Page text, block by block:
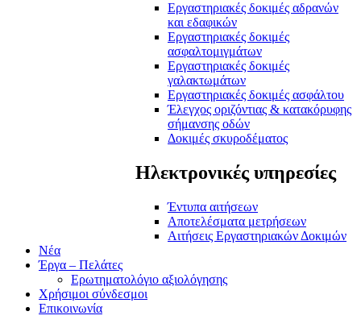
Εργαστηριακές δοκιμές αδρανών
και εδαφικών
Εργαστηριακές δοκιμές
ασφαλτομιγμάτων
Εργαστηριακές δοκιμές
γαλακτωμάτων
Εργαστηριακές δοκιμές ασφάλτου
Έλεγχος οριζόντιας & κατακόρυφης
σήμανσης οδών
Δοκιμές σκυροδέματος
Ηλεκτρονικές υπηρεσίες
Έντυπα αιτήσεων
Αποτελέσματα μετρήσεων
Αιτήσεις Εργαστηριακών Δοκιμών
Νέα
Έργα – Πελάτες
Ερωτηματολόγιο αξιολόγησης
Χρήσιμοι σύνδεσμοι
Επικοινωνία